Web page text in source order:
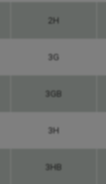
2H
3G
3GB
3H
3HB